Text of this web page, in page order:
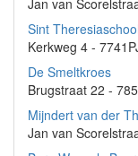
Jan van
Sint Theresiaschool
Kerkweg 4 -
De Smeltkroes
Brugstraat 22 -
Mijndert van der
Jan van